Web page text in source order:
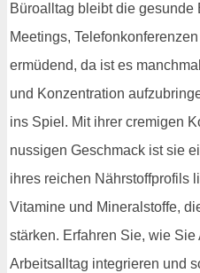
Büroalltag bleibt die gesunde
Meetings,
ermüdend, da ist es
und Konzentration
ins Spiel. Mit ihrer cremigen
nussigen Geschmack ist sie
ihres reichen Nährstoffprofils
Vitamine und Mineralstoffe,
stärken. Erfahren Sie, wie
Arbeitsalltag integrieren und